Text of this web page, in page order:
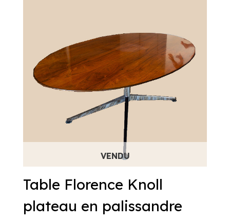
Table Florence Knoll
plateau en palissandre